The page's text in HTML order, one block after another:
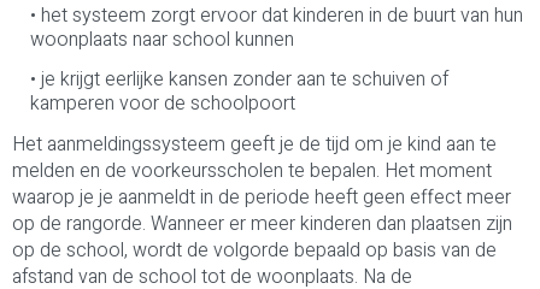
het systeem zorgt ervoor dat kinderen in de buurt van hun
woonplaats naar school kunnen
je krijgt eerlijke kansen zonder aan te schuiven of
kamperen voor de schoolpoort
Het aanmeldingssysteem geeft je de tijd om je kind aan te
melden en de voorkeursscholen te bepalen. Het moment
waarop je je aanmeldt in de periode heeft geen effect meer
op de rangorde. Wanneer er meer kinderen dan plaatsen zijn
op de school, wordt de volgorde bepaald op basis van de
afstand van de school tot de woonplaats. Na de